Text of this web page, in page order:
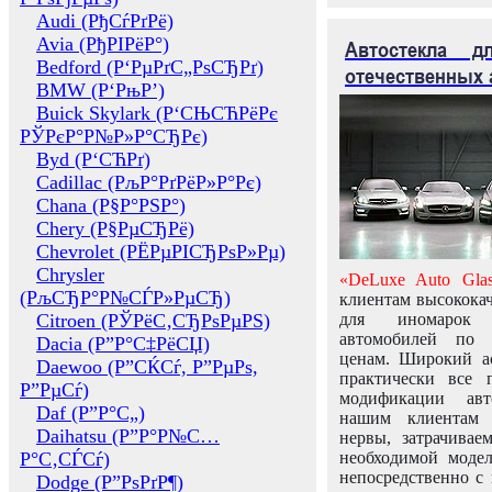
Audi (РђСѓРґРё)
Avia (РђРІРёР°)
Bedford (Р‘РµРґС„РѕСЂРґ)
BMW (Р‘РњР’)
Buick Skylark (Р‘СЊСЋРёРє
РЎРєР°Р№Р»Р°СЂРє)
Byd (Р‘СЋРґ)
Cadillac (РљР°РґРёР»Р°Рє)
Chana (Р§Р°РЅР°)
Chery (Р§РµСЂРё)
Chevrolet (РЁРµРІСЂРѕР»Рµ)
Chrysler
(РљСЂР°Р№СЃР»РµСЂ)
Citroen (РЎРёС‚СЂРѕРµРЅ)
Dacia (Р”Р°С‡РёСЏ)
Daewoo (Р”СЌСѓ, Р”РµРѕ,
Р”РµСѓ)
Daf (Р”Р°С„)
Daihatsu (Р”Р°Р№С…
Р°С‚СЃСѓ)
Dodge (Р”РѕРґР¶)
Автостекла
отечественных
«DeLuxe Auto
клиентам
для иномарок
автомобилей
ценам. Широкий
практически все
модификации
нашим клиентам
нервы,
необходимой
непосредственно